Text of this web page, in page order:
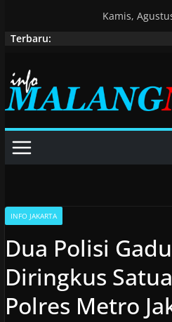
Kamis,
Terbaru:
INFO JAKARTA
Dua Polisi
Diringkus
Polres Metro